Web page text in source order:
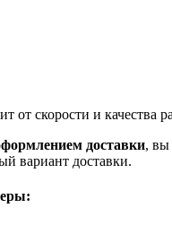
от скорости и
доставки, вы
вариант доставки.